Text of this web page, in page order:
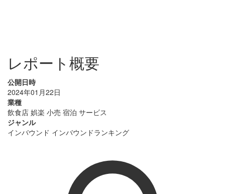
レポート概要
公開日時
2024年01月22日
業種
飲食店 娯楽 小売 宿泊 サービス
ジャンル
インバウンド インバウンドランキング